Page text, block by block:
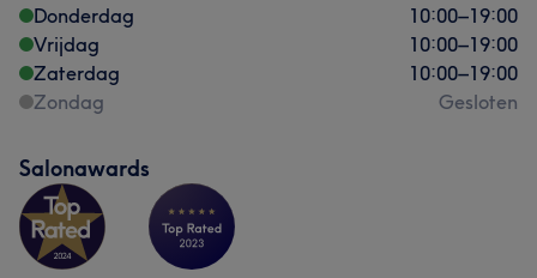
Donderdag
10:00–19:00
Vrijdag
10:00–19:00
Zaterdag
10:00–19:00
Zondag
Gesloten
Salonawards